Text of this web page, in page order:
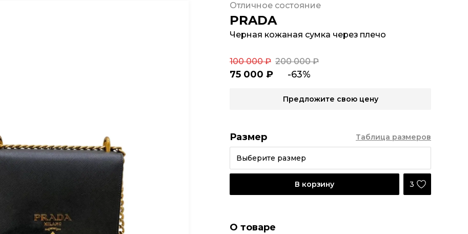
PRADA
Черная кожаная сумка через плечо
Отличное состояние
75 000 ₽ -63%
100 000 ₽ 200 000 ₽
Предложите свою цену
Размер
Выберите размер
Таблица размеров
В корзину 3
О товаре